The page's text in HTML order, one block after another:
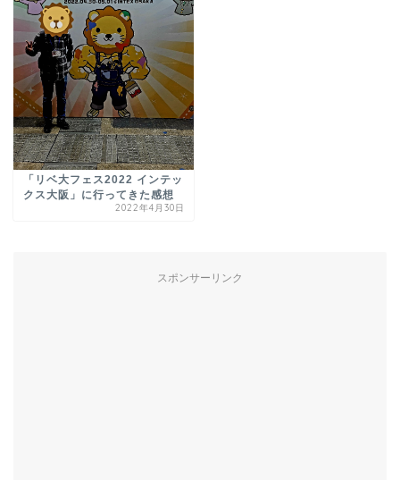
「リベ大フェス2022 インテッ
クス大阪」に行ってきた感想
2022年4月30日
スポンサーリンク